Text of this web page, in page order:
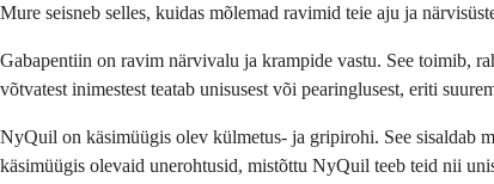
Mure seisneb selles, kuidas mõlemad ravimid teie aju ja
Gabapentiin on ravim närvivalu ja krampide vastu. See toimib,
võtvatest inimestest teatab unisusest või pearinglusest, eriti
NyQuil on käsimüügis olev külmetus- ja gripirohi. See sisaldab
käsimüügis olevaid unerohtusid, mistõttu NyQuil teeb teid nii